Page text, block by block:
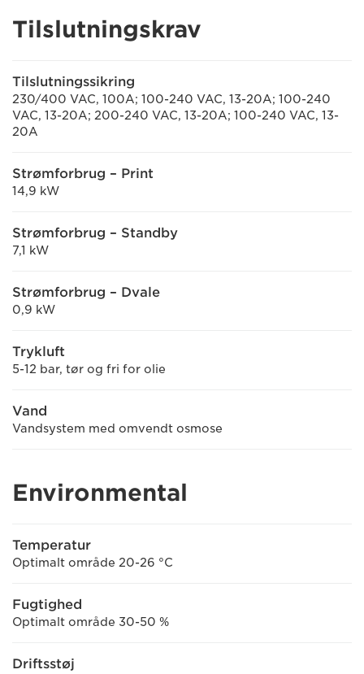
Tilslutningskrav
Tilslutningssikring
230/400 VAC, 100A; 100-240 VAC, 13-20A; 100-240
VAC, 13-20A; 200-240 VAC, 13-20A; 100-240 VAC, 13-
20A
Strømforbrug – Print
14,9 kW
Strømforbrug – Standby
7,1 kW
Strømforbrug – Dvale
0,9 kW
Trykluft
5-12 bar, tør og fri for olie
Vand
Vandsystem med omvendt osmose
Environmental
Temperatur
Optimalt område 20-26 °C
Fugtighed
Optimalt område 30-50 %
Driftsstøj